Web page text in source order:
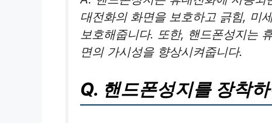
대전화의 화면을 보호하고 긁힘, 미
보호해줍니다. 또한, 핸드폰성지는
면의 가시성을 향상시켜줍니다.
Q. 핸드폰성지를 장착